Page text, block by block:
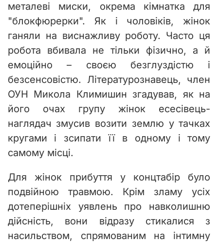
металеві миски, окрема кімнатка для
"блокфюрерки". Як і чоловіків, жінок
ганяли на виснажливу роботу. Часто ця
робота вбивала не тільки фізично, а й
емоційно – своєю безглуздістю і
безсенсовістю. Літературознавець, член
ОУН Микола Климишин згадував, як на
його очах групу жінок есесівець-
наглядач змусив возити землю у тачках
кругами і зсипати її в одному і тому
самому місці.
Для жінок прибуття у концтабір було
подвійною травмою. Крім зламу усіх
дотеперішніх уявлень про навколишню
дійсність, вони відразу стикалися з
насильством, спрямованим на інтимну